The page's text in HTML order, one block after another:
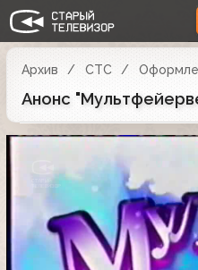
Архив СТС
Анонс